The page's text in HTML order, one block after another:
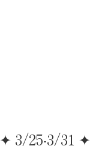
✦ 3/25-3/31 ✦